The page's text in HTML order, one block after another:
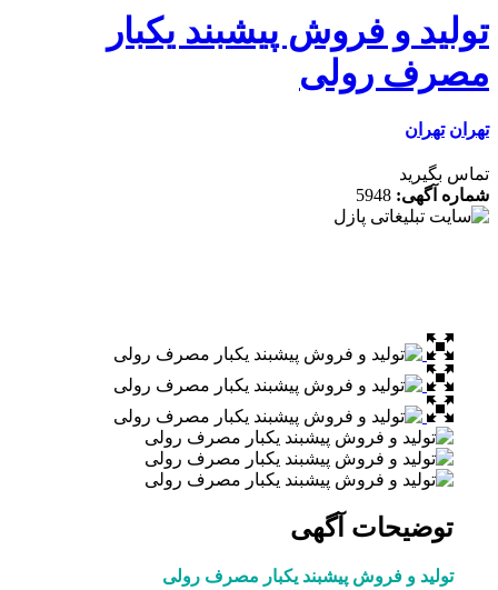
و فروش پیشبند یکبار
رولی
تهران
بگیرید
آگهی:5948
توضیحات آگهی
تولید و فروش پیشبند یکبار مصرف رولی